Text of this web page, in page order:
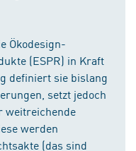
Ökodesign-
(ESPR) in Kraft
definiert sie bislang
setzt jedoch
weitreichende
werden
(das sind